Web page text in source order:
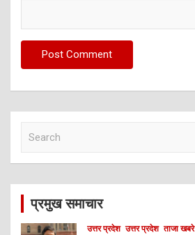
c
प्रमुख समाचार
उत्तर प्रदेश उत्तर प्रदेश ताजा खबरे